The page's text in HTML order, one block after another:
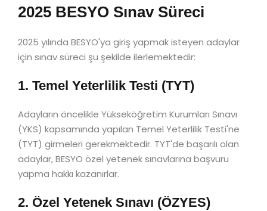
2025 BESYO Sınav Süreci
2025 yılında BESYO'ya giriş yapmak isteyen adaylar
için sınav süreci şu şekilde ilerlemektedir:
1. Temel Yeterlilik Testi (TYT)
Adayların öncelikle Yükseköğretim Kurumları Sınavı
(YKS) kapsamında yapılan Temel Yeterlilik Testi'ne
(TYT) girmeleri gerekmektedir. TYT'de başarılı olan
adaylar, BESYO özel yetenek sınavlarına başvuru
yapma hakkı kazanırlar.
2. Özel Yetenek Sınavı (ÖZYES)